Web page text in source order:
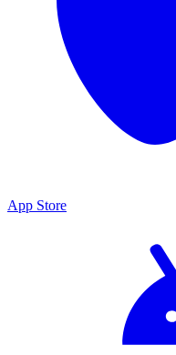
App Store